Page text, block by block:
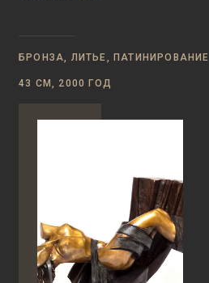
БРОНЗА, ЛИТЬЕ, ПАТИНИРОВАНИЕ
43 СМ, 2000 ГОД